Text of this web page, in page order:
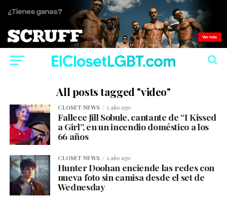
All posts tagged "video"
CLOSET NEWS 1 año ago
Fallece Jill Sobule, cantante de “I Kissed
a Girl”, en un incendio doméstico a los
66 años
CLOSET NEWS 1 año ago
Hunter Doohan enciende las redes con
nueva foto sin camisa desde el set de
Wednesday